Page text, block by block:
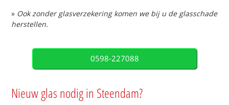
» Ook zonder glasverzekering komen we bij u de glasschade
herstellen.
0598-227088
Nieuw glas nodig in Steendam?